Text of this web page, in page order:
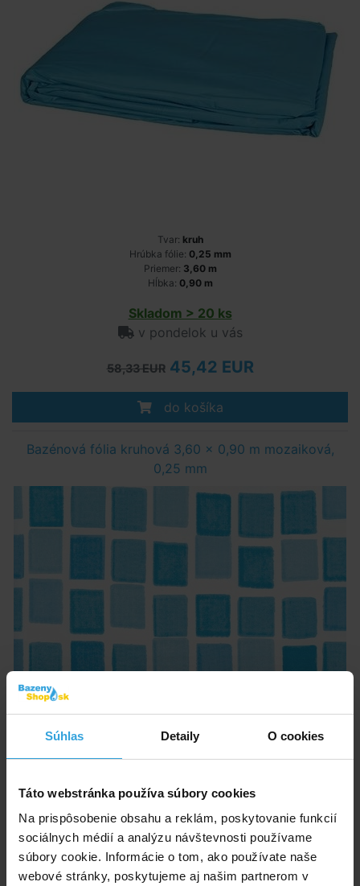
Súhlas Detaily O cookies
Táto webstránka používa súbory cookies
Na prispôsobenie obsahu a reklám, poskytovanie funkcií
sociálnych médií a analýzu návštevnosti používame
súbory cookie. Informácie o tom, ako používate naše
webové stránky, poskytujeme aj našim partnerom v
Tvar: kruh
Hrúbka fólie: 0,25 mm
Priemer: 3,60 m
Hĺbka: 0,90 m
Skladom > 20 ks
v pondelok u vás
58,33 EUR45,42 EUR
do košíka
Bazénová fólia kruhová 3,60 x 0,90 m mozaiková,
0,25 mm
Tvar:kruh
Priemer:
Hĺbka:0,90 m
Skladom > 20 ks
v pondelok u vás